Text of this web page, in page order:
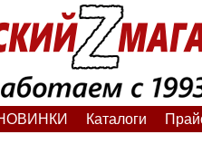
Каталоги